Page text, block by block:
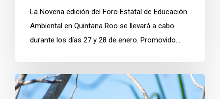
La Novena edición del Foro Estatal de Educación
Ambiental en Quintana Roo se llevará a cabo
durante los días 27 y 28 de enero. Promovido…